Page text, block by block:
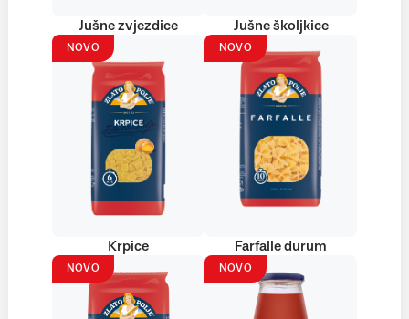
Jušne zvjezdice Jušne školjkice
NOVO
Krpice
NOVO
Farfalle durum
NOVO NOVO